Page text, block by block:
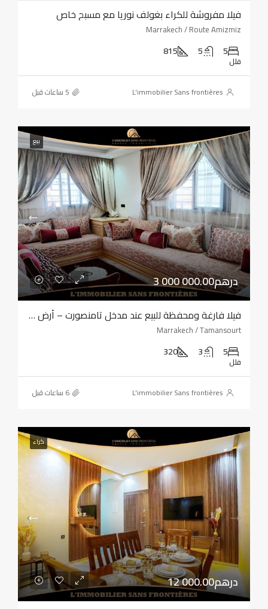
فيلا مفروشة للكراء بغولف نوريا مع مسبح خاص
Marrakech / Route Amizmiz
5
5
815
فلل
L'immobilier Sans frontières
بيع
3 000 000.00درهم
فيلا فارغة ومحفظة للبيع عند مدخل تامنصورت – أرض بمساحة 320 مترًا مربعًا – أربع واجهات
Marrakech / Tamansourt
5
3
320
فلل
L'immobilier Sans frontières
كراء
12 000.00درهم